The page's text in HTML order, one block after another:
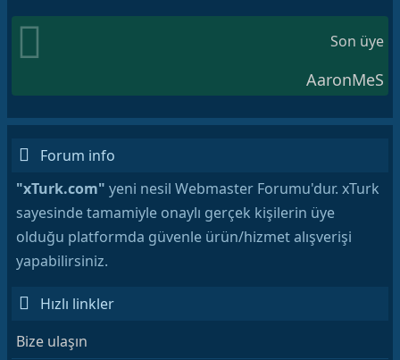
Son üye
AaronMeS
Forum info
"xTurk.com" yeni nesil Webmaster Forumu'dur. xTurk
sayesinde tamamiyle onaylı gerçek kişilerin üye
olduğu platformda güvenle ürün/hizmet alışverişi
yapabilirsiniz.
Hızlı linkler
Bize ulaşın